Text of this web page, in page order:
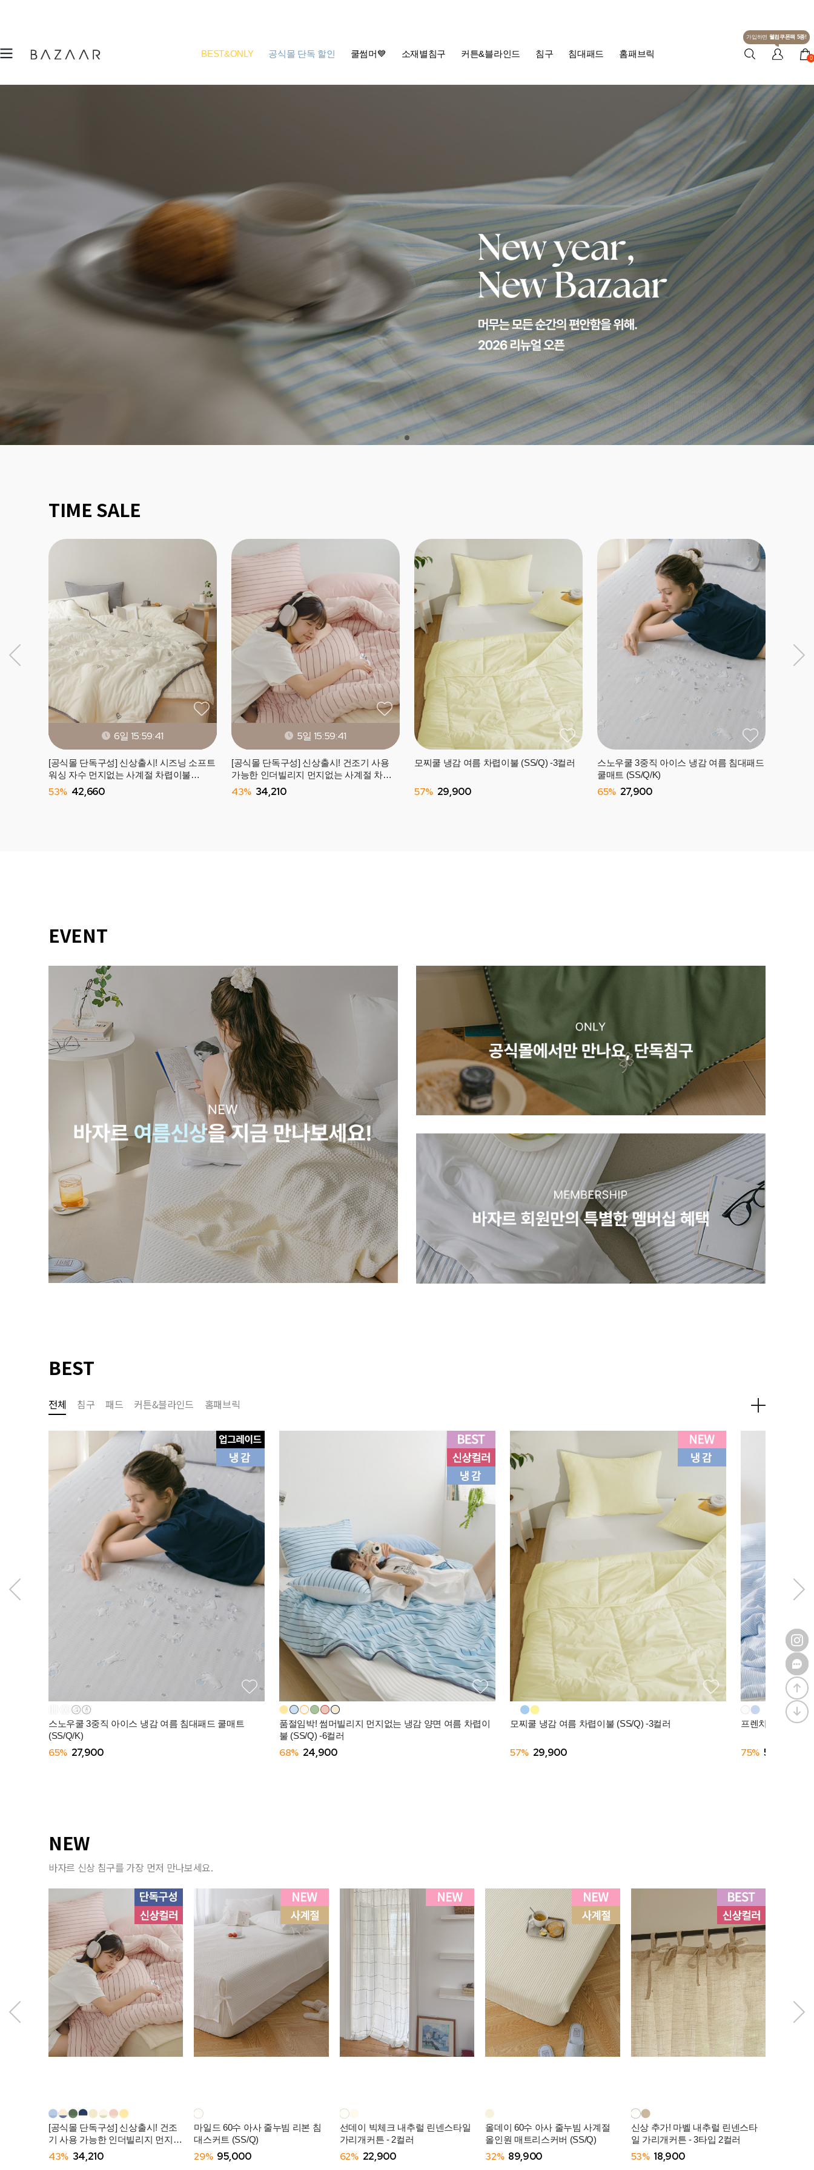
BEST&ONLY 공식몰 단독 할인 쿨썸머💙 소재별침구 커튼&블라인드 침구 침대패드 홈패브릭
가입하면 웰컴쿠폰팩 5종!
0
TIME SALE
6일 15:59:38
[공식몰 단독구성] 신상출시! 시즈닝 소프트
워싱 자수 먼지없는 사계절 차렵이불
(SS/Q) - 4컬러
53% 42,660
5일 15:59:38
[공식몰 단독구성] 신상출시! 건조기 사용
가능한 인더빌리지 먼지없는 사계절 차렵
이불 (SS/Q) -10컬러
43% 34,210
모찌쿨 냉감 여름 차렵이불 (SS/Q) -3컬러
57% 29,900
스노우쿨 3중직 아이스 냉감 여름 침대패드
쿨매트 (SS/Q/K)
65% 27,900
EVENT
BEST
전체 침구 패드 커튼&블라인드 홈패브릭
스노우쿨 3중직 아이스 냉감 여름 침대패드 쿨매트
(SS/Q/K)
65% 27,900
품절임박! 썸머빌리지 먼지없는 냉감 양면 여름 차렵이
불 (SS/Q) -6컬러
68% 24,900
모찌쿨 냉감 여름 차렵이불 (SS/Q) -3컬러
57% 29,900
프렌치모닝 텐셀
75% 56,910
NEW
바자르 신상 침구를 가장 먼저 만나보세요.
[공식몰 단독구성] 신상출시! 건조
기 사용 가능한 인더빌리지 먼지없
는 사계절 차렵이불 (SS/Q) -10컬
43% 34,210
마일드 60수 아사 줄누빔 리본 침
대스커트 (SS/Q)
29% 95,000
선데이 빅체크 내추럴 린넨스타일
가리개커튼 - 2컬러
62% 22,900
올데이 60수 아사 줄누빔 사계절
올인원 매트리스커버 (SS/Q)
32% 89,900
신상 추가! 마벨 내추럴 린넨스타
일 가리개커튼 - 3타입 2컬러
53% 18,900